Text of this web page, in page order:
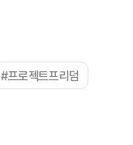
#프로젝트프리덤